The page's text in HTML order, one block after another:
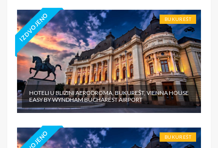
IZDVOJENO BUKUREŠT
HOTELI U BLIZINI AERODROMA, BUKUREŠT, VIENNA HOUSE
EASY BY WYNDHAM BUCHAREST AIRPORT
BUKUREŠT